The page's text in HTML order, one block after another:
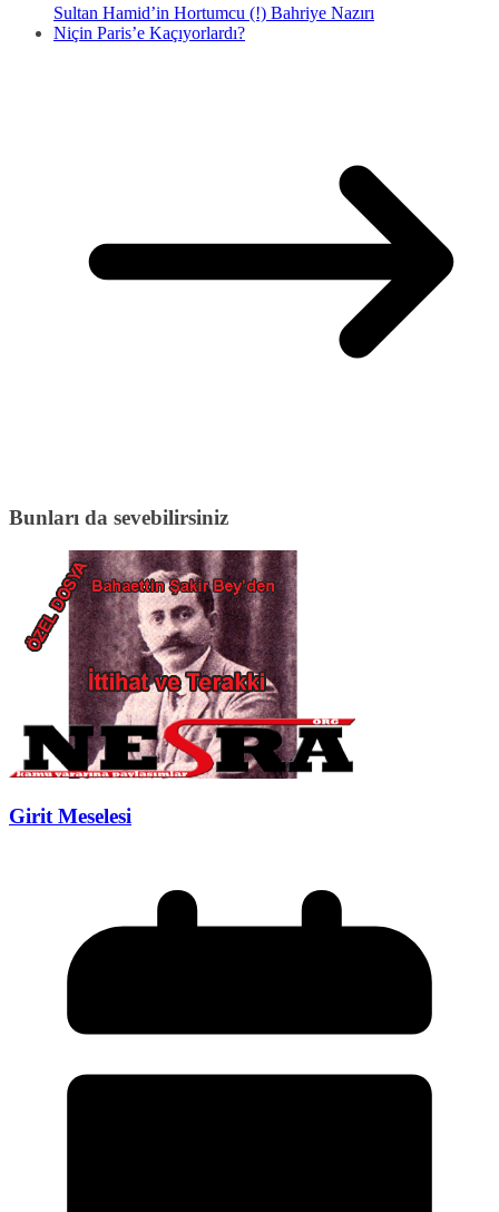
Sultan Hamid’in Hortumcu (!) Bahriye Nazırı
Niçin Paris’e Kaçıyorlardı?
Bunları da sevebilirsiniz
Girit Meselesi